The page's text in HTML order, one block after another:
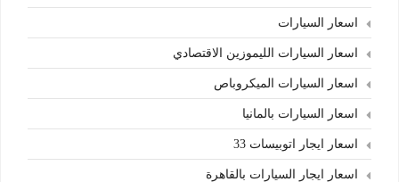
اسعار السيارات
اسعار السيارات الليموزين الاقتصادي
اسعار السيارات الميكروباص
اسعار السيارات بالمانيا
اسعار ايجار اتوبيسات 33
اسعار ايجار السيارات بالقاهرة